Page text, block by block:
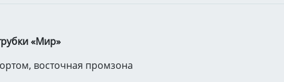
«Мир»
восточная промзона